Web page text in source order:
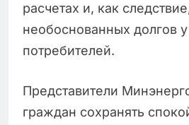
расчетах и, как
необоснованных долгов
потребителей.
Представители
граждан сохранять